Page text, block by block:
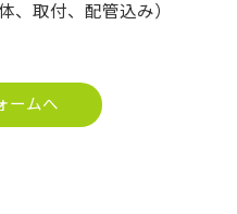
、取付、配管込み）
ームへ